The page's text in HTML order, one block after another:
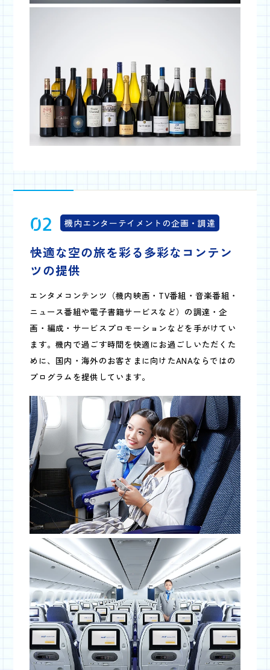
02 機内エンターテイメントの企画・調達
快適な空の旅を彩る多彩なコンテン
ツの提供
エンタメコンテンツ（機内映画・TV番組・音楽番組・
ニュース番組や電子書籍サービスなど）の調達・企
画・編成・サービスプロモーションなどを手がけてい
ます。機内で過ごす時間を快適にお過ごしいただくた
めに、国内・海外のお客さまに向けたANAならではの
プログラムを提供しています。